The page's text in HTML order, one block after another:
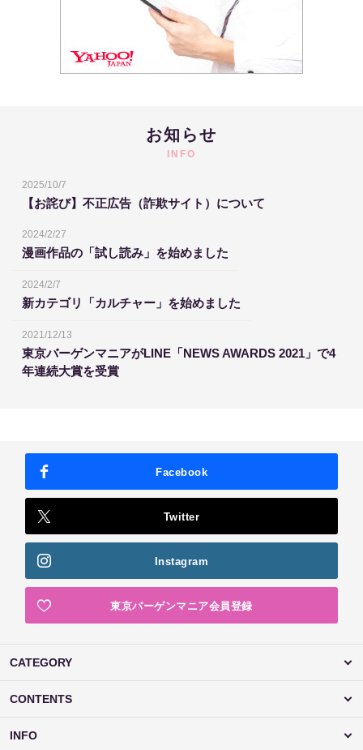
お知らせ
INFO
2025/10/7
【お詫び】不正広告（詐欺サイト）について
2024/2/27
漫画作品の「試し読み」を始めました
2024/2/7
新カテゴリ「カルチャー」を始めました
2021/12/13
東京バーゲンマニアがLINE「NEWS AWARDS 2021」で4
年連続大賞を受賞
Facebook
Twitter
Instagram
東京バーゲンマニア会員登録
CATEGORY
CONTENTS
INFO